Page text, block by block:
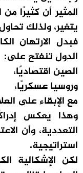
المثير أن كثيرًا
يتغير، ولذلك
فبدل الارتهان
الدول تنفتح على:
الصين اقتصاديًا،
وروسيا عسكريًا،
مع الإبقاء على
وهذا يعكس
التعددية، وأن
استراتيجية.
لكن الإشكالية